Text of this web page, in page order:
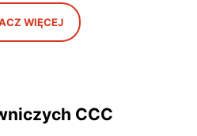
CCC
Mińsk Mazowiecki, ul.
WIĘCEJ
CCC